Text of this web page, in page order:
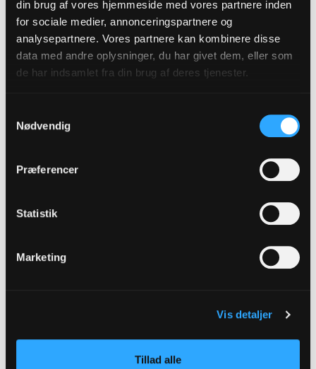
din brug af vores hjemmeside med vores partnere inden
for sociale medier, annonceringspartnere og
analysepartnere. Vores partnere kan kombinere disse
data med andre oplysninger, du har givet dem, eller som
de har indsamlet fra din brug af deres tjenester.
Nødvendig
Præferencer
Statistik
Marketing
Vis detaljer
Tillad alle
Menighedsrådet i Islands Brygges Sogn har nu
nye kirke i Ørestaden. Det blev Henning